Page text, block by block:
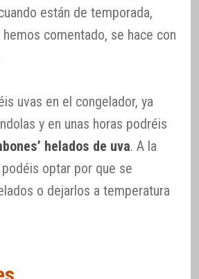
están de temporada,
comentado, se hace con
uvas en el congelador, ya
y en unas horas podréis
helados de uva. A la
optar por que se
o dejarlos a temperatura